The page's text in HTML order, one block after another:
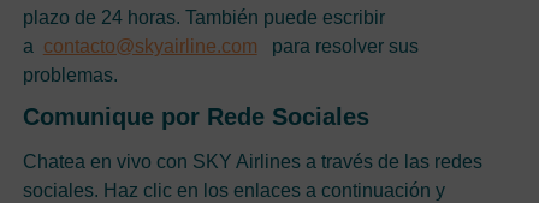
plazo de 24 horas. También puede escribir
a contacto@skyairline.com
para resolver sus
problemas.
Comunique por Rede Sociales
Chatea en vivo con SKY Airlines a través de las redes
sociales. Haz clic en los enlaces a continuación y